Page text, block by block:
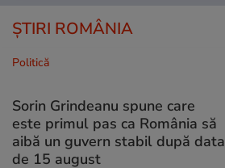
ȘTIRI ROMÂNIA
Politică
Sorin Grindeanu spune care
este primul pas ca România să
aibă un guvern stabil după data
de 15 august